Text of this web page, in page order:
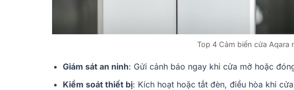
Top 4 Cảm biến cửa Aqara
Giám sát an ninh: Gửi cảnh báo ngay khi cửa mở hoặc
Kiểm soát thiết bị: Kích hoạt hoặc tắt đèn, điều hòa khi